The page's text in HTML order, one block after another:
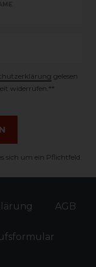
gelesen
widerrufen.**
sich um ein Pflichtfeld.
AGB